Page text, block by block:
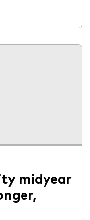
midyear